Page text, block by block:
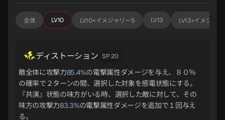
全体 LV10 LV10+イメジャリー5 LV13 LV13+イメジャ
ディストーション SP 20
敵全体に攻撃力85.4%の電撃属性ダメージを与え、８０％
の確率で２ターンの間、選択した対象を感電状態にする。
『共演』状態の味方がいる時、選択した敵に対して、その
味方の攻撃力83.3%の電撃属性ダメージを追加で１回与え
る。